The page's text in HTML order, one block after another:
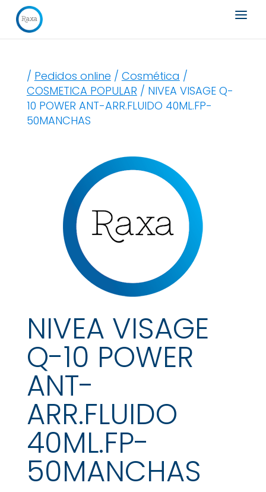
Búsqueda
de
productos
/ Pedidos online / Cosmética /
COSMETICA POPULAR / NIVEA VISAGE Q-
10 POWER ANT-ARR.FLUIDO 40ML.FP-
50MANCHAS
NIVEA VISAGE
Q-10 POWER
ANT-
ARR.FLUIDO
40ML.FP-
50MANCHAS